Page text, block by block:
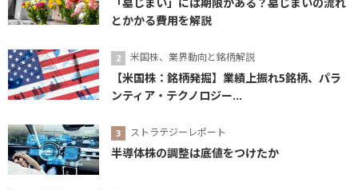
とかかる費用を解説
米国株、業界動向と銘柄解説
【米国株：銘柄発掘】業績上振れ5銘柄、パラ
ンティア・テクノロジー...
ストラテジーレポート
半導体株の調整は底値をつけたか